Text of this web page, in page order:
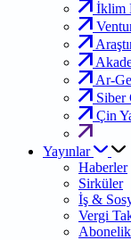
İklim
Ar-
Siber
Çin
Yayınlar
Haberler
Sirküler
İş &
Vergi
Abonelik